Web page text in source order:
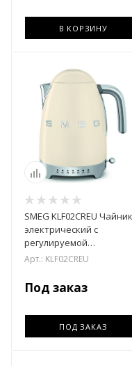
В КОРЗИНУ
SMEG KLF02CREU Чайник
электрический с
регулируемой
температурой кремовый
Арт.: KLF02CREU
Под заказ
ПОД ЗАКАЗ